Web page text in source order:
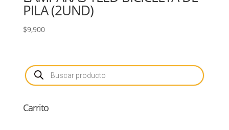
PILA (2UND)
$9,900
Búsqueda
de
productos
Carrito